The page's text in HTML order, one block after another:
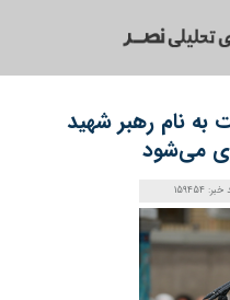
نام رهبر شهید
می‌شود